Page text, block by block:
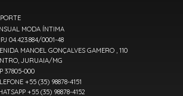
MODA ÍNTIMA
04.423.884/0001-48
MANOEL GONÇALVES GAMERO , 110
JURUAIA/MG
37805-000
+55 (35) 98878-4151
+55 (35) 98878-4152